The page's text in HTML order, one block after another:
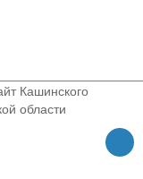
Кашинского
области